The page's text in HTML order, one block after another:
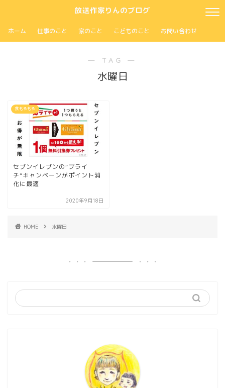
放送作家りんのブログ
ホーム 仕事のこと 家のこと こどものこと お問い合わせ
― TAG ―
水曜日
食もろもろ
セブンイレブンの“プライ
チ”キャンペーンがポイント消
化に最適
2020年9月18日
HOME 水曜日